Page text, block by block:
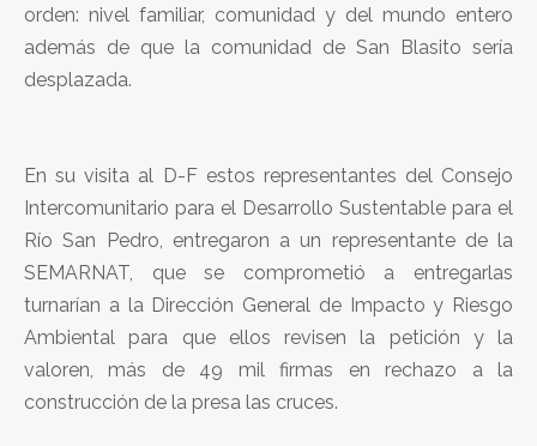
orden: nivel familiar, comunidad y del mundo entero
además de que la comunidad de San Blasito sería
desplazada.
En su visita al D-F estos representantes del Consejo
Intercomunitario para el Desarrollo Sustentable para el
Río San Pedro, entregaron a un representante de la
SEMARNAT, que se comprometió a entregarlas
turnarían a la Dirección General de Impacto y Riesgo
Ambiental para que ellos revisen la petición y la
valoren, más de 49 mil firmas en rechazo a la
construcción de la presa las cruces.